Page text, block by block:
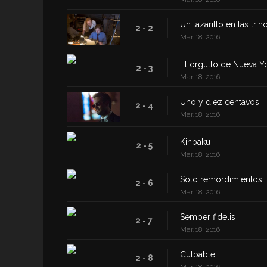
2 - 2 Un lazarillo en las
Mar. 18, 2016
2 - 3 El orgullo de Nueva
Mar. 18, 2016
2 - 4 Uno y diez centavos
Mar. 18, 2016
2 - 5 Kinbaku
Mar. 18, 2016
2 - 6 Solo remordimientos
Mar. 18, 2016
2 - 7 Semper fidelis
Mar. 18, 2016
2 - 8 Culpable